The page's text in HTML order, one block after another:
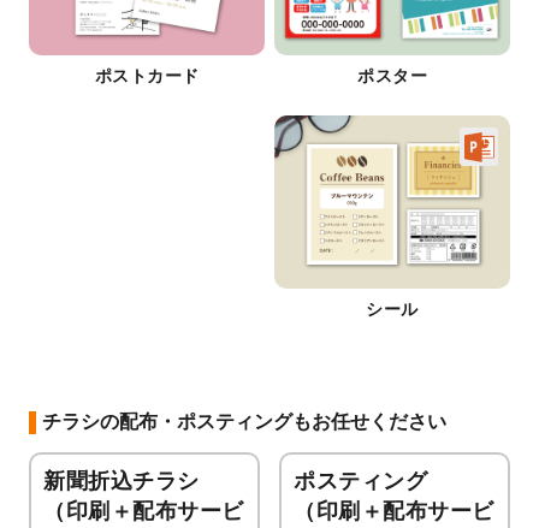
ポストカード ポスター
シール
チラシの配布・ポスティングもお任せください
新聞折込チラシ
（印刷＋配布サービ
ポスティング
（印刷＋配布サービ